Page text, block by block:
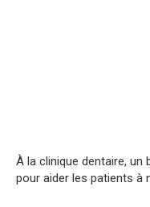
À la clinique dentaire,
pour aider les patients à